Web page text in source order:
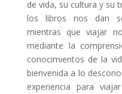
de vida, su cultura y su
los libros nos dan
mientras que viajar
mediante la
conocimientos de la
bienvenida a lo
experiencia para